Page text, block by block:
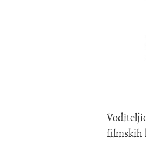
filmskih